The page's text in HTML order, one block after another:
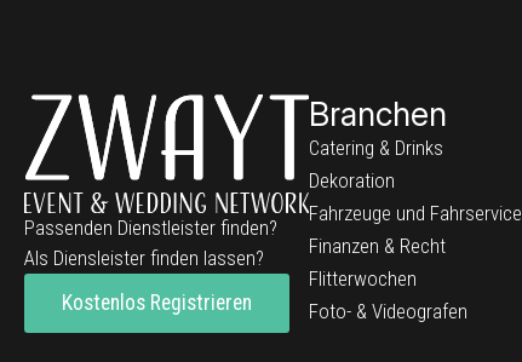
Passenden Dienstleister finden?
Als Diensleister finden lassen?
Kostenlos Registrieren
Branchen
Catering & Drinks
Dekoration
Fahrzeuge und Fahrservice
Finanzen & Recht
Flitterwochen
Foto- & Videografen